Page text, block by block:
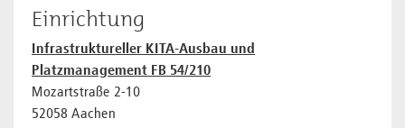
Einrichtung
Infrastruktureller KITA-Ausbau und
Platzmanagement FB 54/210
Mozartstraße 2-10
52058 Aachen